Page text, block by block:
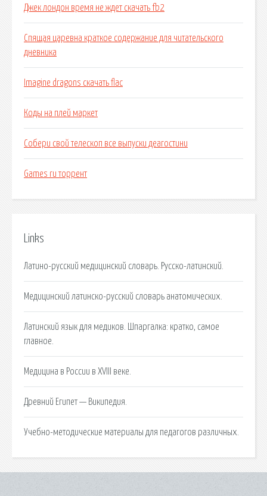
Джек лондон время не ждет скачать fb2
Спящая царевна краткое содержание для читательского
дневника
Imagine dragons скачать flac
Коды на плей маркет
Собери свой телескоп все выпуски деагостини
Games ru торрент
Links
Латино-русский медицинский словарь. Русско-латинский.
Медицинский латинско-русский словарь анатомических.
Латинский язык для медиков. Шпаргалка: кратко, самое
главное.
Медицина в России в XVIII веке.
Древний Египет — Википедия.
Учебно-методические материалы для педагогов различных.